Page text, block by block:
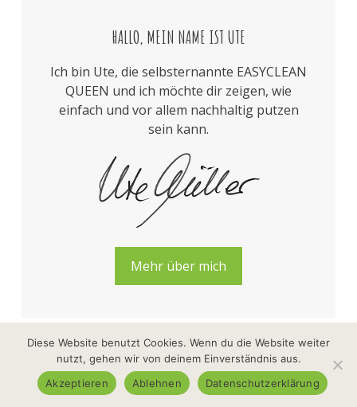
HALLO, MEIN NAME IST UTE
Ich bin Ute, die selbsternannte EASYCLEAN
QUEEN und ich möchte dir zeigen, wie
einfach und vor allem nachhaltig putzen
sein kann.
Mehr über mich
FOLGE MIR AUF
Diese Website benutzt Cookies. Wenn du die Website weiter
nutzt, gehen wir von deinem Einverständnis aus.
Akzeptieren
Ablehnen Datenschutzerklärung